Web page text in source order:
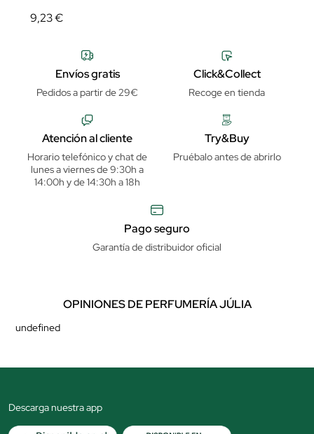
9,23 €
Envíos gratis
Pedidos a partir de 29€
Click&Collect
Recoge en tienda
Atención al cliente
Horario telefónico y chat de
lunes a viernes de 9:30h a
14:00h y de 14:30h a 18h
Try&Buy
Pruébalo antes de abrirlo
Pago seguro
Garantía de distribuidor oficial
OPINIONES DE PERFUMERÍA JÚLIA
undefined
Descarga nuestra app